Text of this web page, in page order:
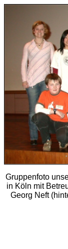
Gruppenfoto
in Köln mit
Georg Neft